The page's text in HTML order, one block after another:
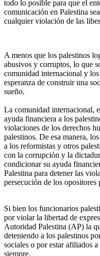
todo lo posible para que el
comunicación en Palestina
cualquier violación de las
A menos que los palestinos
abusivos y corruptos, lo que
comunidad internacional y
esperanza de construir una
sueño.
La comunidad internacional,
ayuda financiera a los
violaciones de los derechos
palestinos. De esa manera,
a los reformistas y otros
con la corrupción y la
condicionar su ayuda
Palestina para detener las
persecución de los opositores
Si bien los funcionarios
por violar la libertad de
Autoridad Palestina (AP) la
deteniendo a los palestinos
sociales o por estar afiliados
siempre.